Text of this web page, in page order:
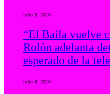
julio 8, 2026
“El Baila vuelve
Rolón adelanta
esperado de la
julio 8, 2026